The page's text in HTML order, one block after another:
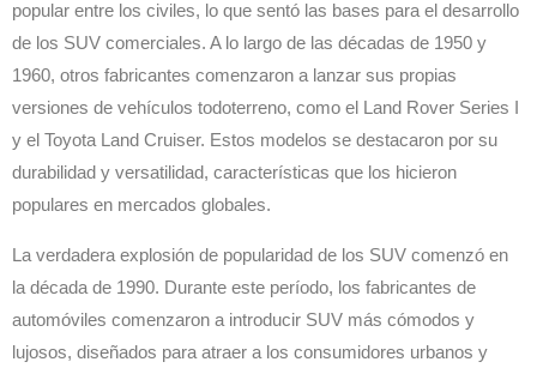
popular entre los civiles, lo que sentó las bases para el desarrollo
de los SUV comerciales. A lo largo de las décadas de 1950 y
1960, otros fabricantes comenzaron a lanzar sus propias
versiones de vehículos todoterreno, como el Land Rover Series I
y el Toyota Land Cruiser. Estos modelos se destacaron por su
durabilidad y versatilidad, características que los hicieron
populares en mercados globales.
La verdadera explosión de popularidad de los SUV comenzó en
la década de 1990. Durante este período, los fabricantes de
automóviles comenzaron a introducir SUV más cómodos y
lujosos, diseñados para atraer a los consumidores urbanos y